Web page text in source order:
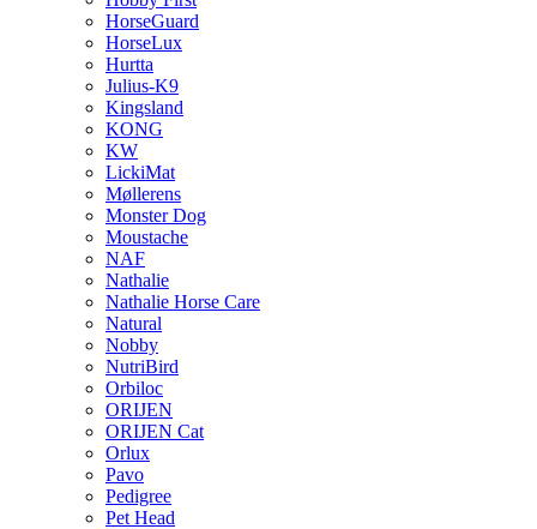
HorseGuard
HorseLux
Hurtta
Julius-K9
Kingsland
KONG
KW
LickiMat
Møllerens
Monster Dog
Moustache
NAF
Nathalie
Nathalie Horse Care
Natural
Nobby
NutriBird
Orbiloc
ORIJEN
ORIJEN Cat
Orlux
Pavo
Pedigree
Pet Head